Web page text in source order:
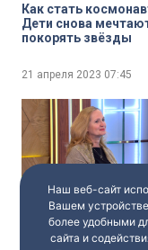
Как стать
Дети снова
покорять звёзды
21 апреля 2023 07:45
Самая талантливая
наставница в
России. В Кобрино
Наш веб-сайт
Вашем
более удобными
сайта и